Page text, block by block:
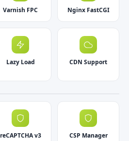
Varnish FPC Nginx FastCGI
Lazy Load CDN Support
reCAPTCHA v3 CSP Manager